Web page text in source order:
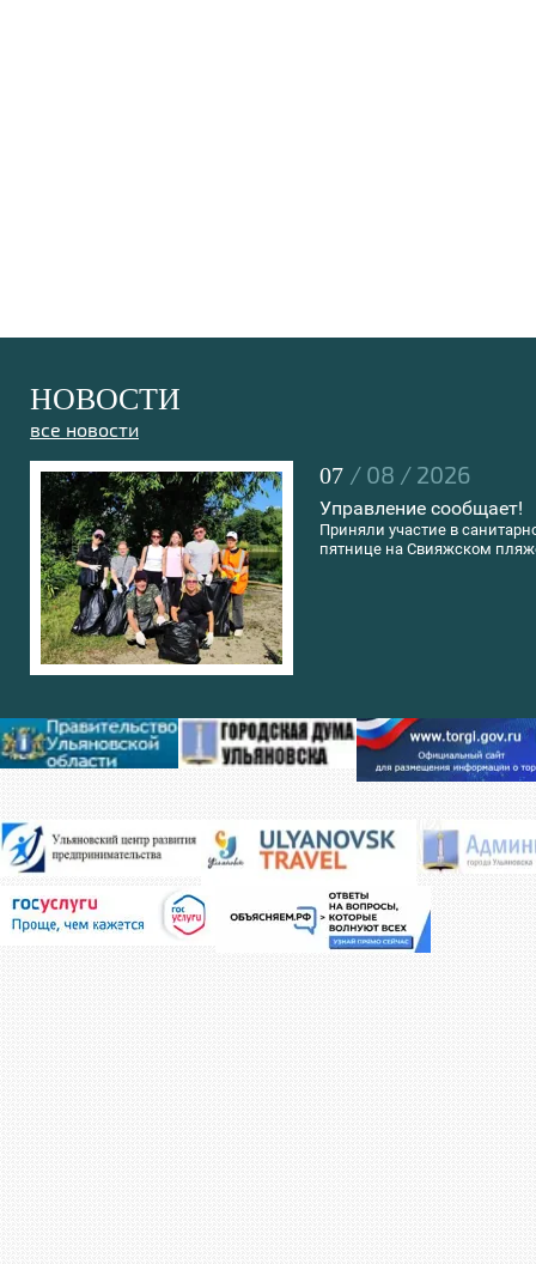
НОВОСТИ
все новости
07 / 08 / 2026
Управление сообщает!
Приняли участие в
пятнице на Свияжском